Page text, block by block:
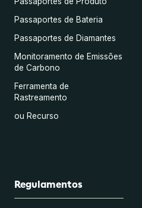
Passaportes de Bateria
Passaportes de Diamantes
Monitoramento de Emissões
de Carbono
Ferramenta de
Rastreamento
ou Recurso
Regulamentos